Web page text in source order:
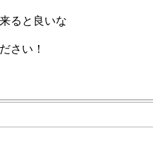
ると良いな
さい！